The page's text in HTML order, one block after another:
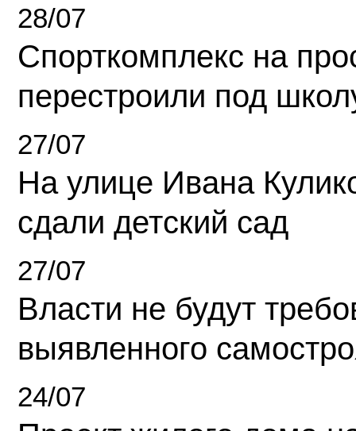
28/07
Спорткомплекс на
перестроили под
27/07
На улице Ивана
сдали детский сад
27/07
Власти не будут
выявленного
24/07